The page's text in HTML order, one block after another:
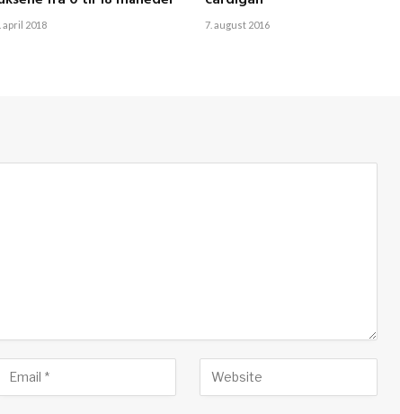
april 2018 7. august 2016